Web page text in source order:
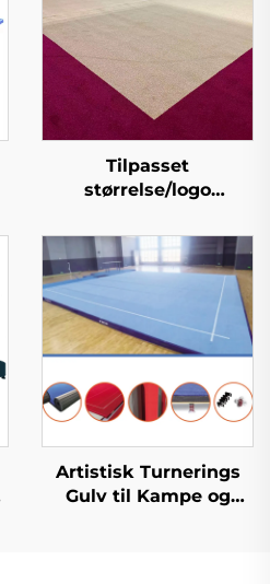
Tilpasset
størrelse/logo
Træningsøvelser
Tumble Spring Gulv
Artistisk Turnerings
Gulv til Kampe og